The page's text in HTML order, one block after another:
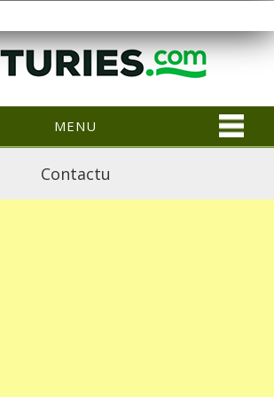
MENU
Contactu